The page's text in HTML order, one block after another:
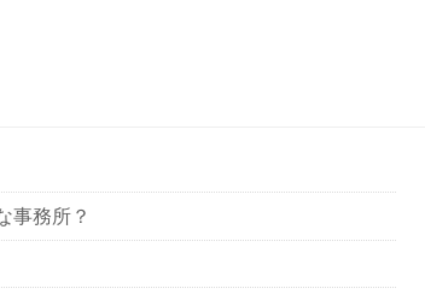
事務所？